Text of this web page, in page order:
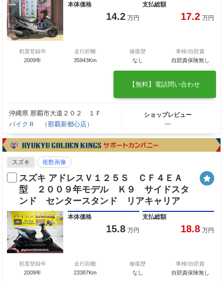
本体価格
14.2 万円
支払総額
17.2 万円
初度登録年
2009年
走行距離
35943Km
修復歴
なし
車検/自賠責
自賠責保険無し
【無料】電話問い合わせ
沖縄県 那覇市大道２０２ １Ｆ
バイクＲ （那覇新都心店）
ショップレビュー
―
スズキ 複数画像
スズキ アドレスＶ１２５Ｓ ＣＦ４ＥＡ
型 ２００９年モデル Ｋ９ サイドスタ
ンド センタースタンド リアキャリア
本体価格
15.8 万円
支払総額
18.8 万円
初度登録年
2009年
走行距離
23387Km
修復歴
なし
車検/自賠責
自賠責保険無し